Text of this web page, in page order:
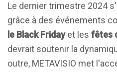
Le dernier trimestre 2024
grâce à des événements
le Black Fridayet les fêtes
devrait soutenir la
outre, METAVISIO met